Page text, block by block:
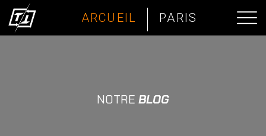
ARCUEIL PARIS
NOTRE BLOG